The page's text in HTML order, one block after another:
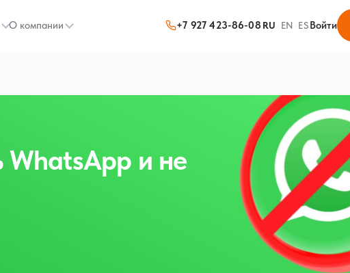
О компании +7 927 423-86-08 RU · EN · ESВойти
WhatsApp и не